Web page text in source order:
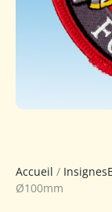
Accueil /
Ø100mm